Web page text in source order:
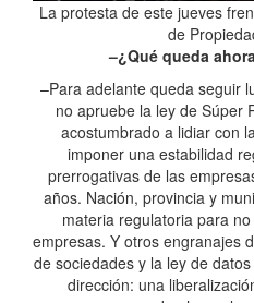
La protesta de este jueves
de
–¿Qué queda
–Para adelante queda seguir
no apruebe la ley de Súper
acostumbrado a lidiar con
imponer una estabilidad
prerrogativas de las
años. Nación, provincia y
materia regulatoria para
empresas. Y otros engranajes
de sociedades y la ley de
dirección: una